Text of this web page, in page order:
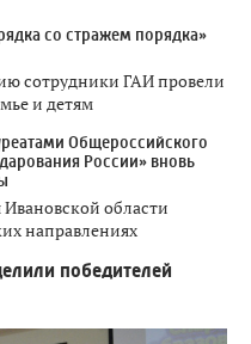
со стражем порядка»
сотрудники ГАИ провели
и детям
Общероссийского
России» вновь
области
направлениях
победителей